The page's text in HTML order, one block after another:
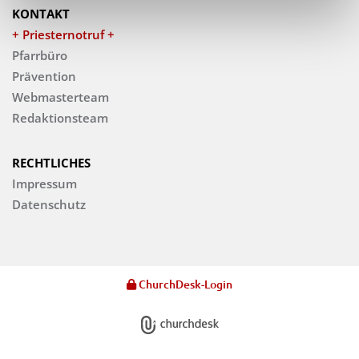
KONTAKT
+ Priesternotruf +
Pfarrbüro
Prävention
Webmasterteam
Redaktionsteam
RECHTLICHES
Impressum
Datenschutz
ChurchDesk-Login